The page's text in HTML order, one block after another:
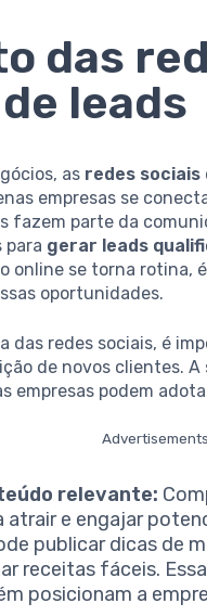
das
leads
as redes sociais
empresas se
fazem parte da
para gerar leads
online se torna rotina,
oportunidades.
das redes sociais, é
de novos clientes.
empresas podem
Advertisements
relevante:
atrair e engajar
publicar dicas de
receitas fáceis.
posicionam a